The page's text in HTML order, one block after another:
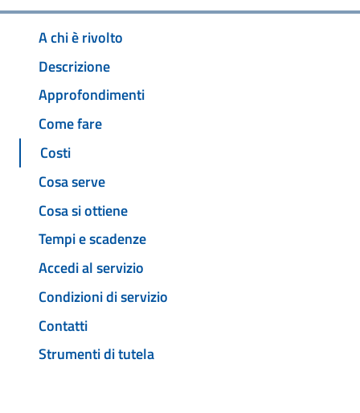
A chi è rivolto
Descrizione
Approfondimenti
Come fare
Costi
Cosa serve
Cosa si ottiene
Tempi e scadenze
Accedi al servizio
Condizioni di servizio
Contatti
Strumenti di tutela